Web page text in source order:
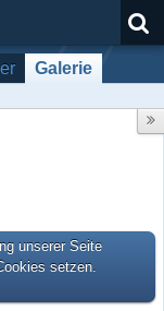
Galerie
unserer Seite
setzen.